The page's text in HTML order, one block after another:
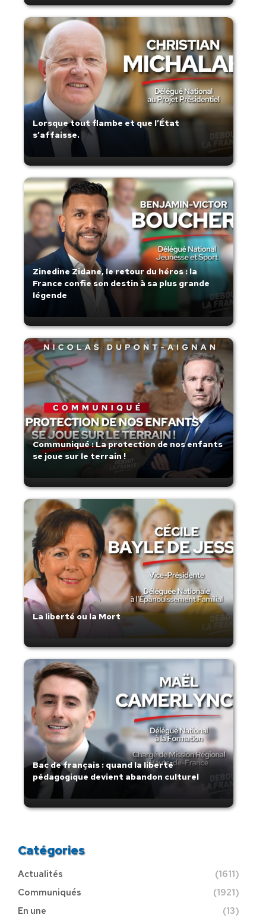
Lorsque tout flambe et que l’État
s’affaisse.
Zinedine Zidane, le retour du héros : la
France confie son destin à sa plus grande
légende
Communiqué : La protection de nos enfants
se joue sur le terrain !
La liberté ou la Mort
Bac de français : quand la liberté
pédagogique devient abandon culturel
Catégories
Actualités
(1611)
Communiqués
(1921)
En une
(13)